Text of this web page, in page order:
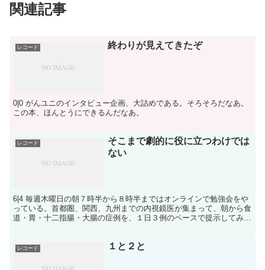
関連記事
レコード 終わりが見えてきたぞ
0|0 がんユニのインタビュー企画、大詰めである。そろそろだなあ。
この本、ほんとうにできるんだなあ。
レコード
そこまで劇的に役に立つわけでは
ない
6|4 毎週木曜日の朝７時半から８時半まではオンラインで勉強会をや
っている。首都圏、関西、九州までの内視鏡医が集まって、朝から食
道・胃・十二指腸・大腸の症例を、１日３例のペースで提示してみん
レコード １と２と